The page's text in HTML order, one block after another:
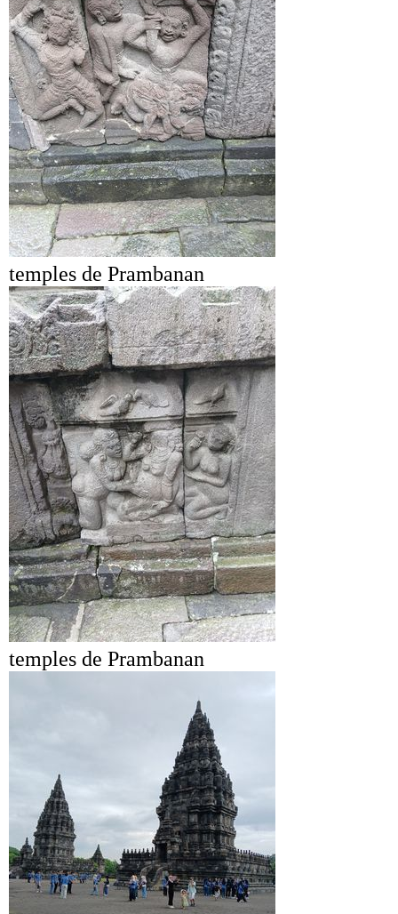
temples de Prambanan
temples de Prambanan